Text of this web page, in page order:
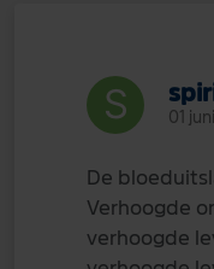
01
De
Verhoogde
verhoogde